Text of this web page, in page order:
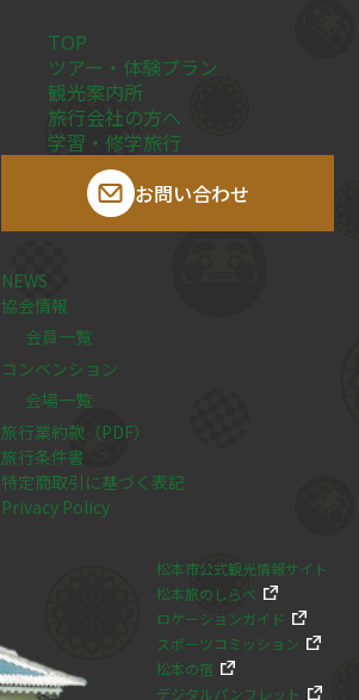
TOP
ツアー・体験プラン
観光案内所
旅行会社の方へ
学習・修学旅行
お問い合わせ
NEWS
協会情報
会員一覧
コンベンション
会場一覧
旅行業約款（PDF）
旅行条件書
特定商取引に基づく表記
Privacy Policy
松本市公式観光情報サイト
松本旅のしらべ
ロケーションガイド
スポーツコミッション
松本の宿
デジタルパンフレット